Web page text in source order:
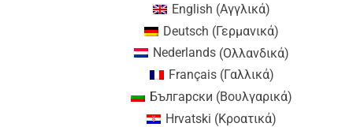
English (Αγγλικά)
Deutsch (Γερμανικά)
Nederlands (Ολλανδικά)
Français(Γαλλικά)
Български (Βουλγαρικά)
Hrvatski (Κροατικά)